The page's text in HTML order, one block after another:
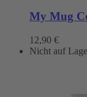
My Mug
12,90 €
Nicht auf